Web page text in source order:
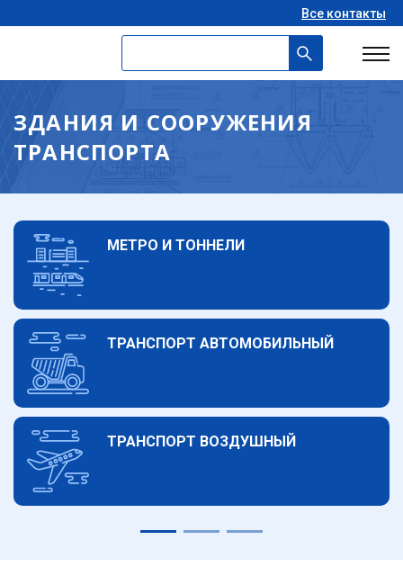
Все контакты
ЗДАНИЯ И СООРУЖЕНИЯ
ТРАНСПОРТА
МЕТРО И ТОННЕЛИ
ТРАНСПОРТ АВТОМОБИЛЬНЫЙ
ТРАНСПОРТ ВОЗДУШНЫЙ